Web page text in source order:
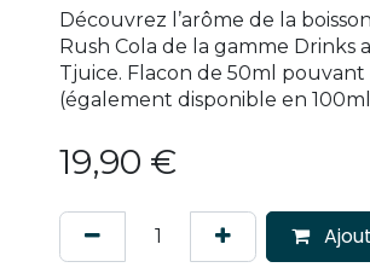
Découvrez l’arôme de la
Rush Cola de la gamme Drinks
Tjuice. Flacon de 50ml
(également disponible en
19,90 €